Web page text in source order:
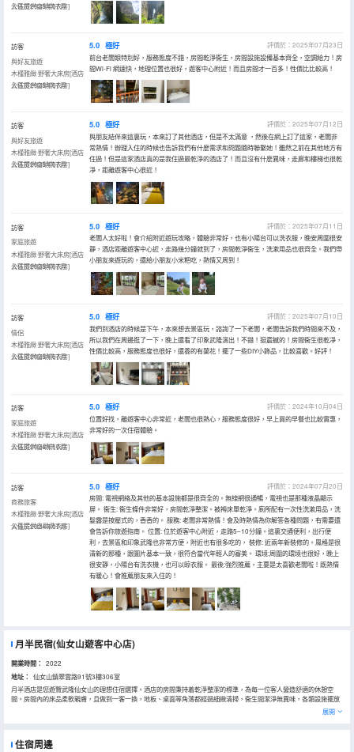
公區提供自助洗衣房]
入住於2025年07月
訪客
與好友旅遊
木槿雅緻·野奢大床房[酒店
公區提供自助洗衣房]
入住於2025年07月
5.0 極好
評價於：2025年07月23日
前台老闆娘特別好，服務態度不錯，房間乾淨衞生，房間設施設備基本齊全，空調給力！房
間Wi-Fi 網速快，地理位置也很好，遊客中心附近！而且房間才一百多！性價比比較高！
訪客
與好友旅遊
木槿雅緻·野奢大床房[酒店
公區提供自助洗衣房]
入住於2025年07月
5.0 極好
評價於：2025年07月12日
與朋友結伴來這裏玩，本來訂了其他酒店，但是不太滿意 ，然後在網上訂了這家，老闆非
常熱情！辦理入住的時候也告訴我們有什麼需求和問題隨時聯繫她！雖然之前在其他地方有
住過！但是這家酒店真的是我住過最乾淨的酒店了！而且沒有什麼異味，走廊和樓梯也很乾
凈，距離遊客中心很近！
訪客
家庭旅遊
木槿雅緻·野奢大床房[酒店
公區提供自助洗衣房]
入住於2025年07月
5.0 極好
評價於：2025年07月11日
老闆人太好啦！會介紹附近遊玩攻略，體驗非常好，也有小陽台可以洗衣服，晚安周圍很安
靜，酒店距離遊客中心近，走路幾分鐘就到了，房間乾淨衞生，洗漱用品也很齊全。我們帶
小朋友來遊玩的，還給小朋友小米粑吃，熱情又周到！
訪客
情侶
木槿雅緻·野奢大床房[酒店
公區提供自助洗衣房]
入住於2025年07月
5.0 極好
評價於：2025年07月10日
我們到酒店的時候是下午，本來想去景區玩，諮詢了一下老闆，老闆告訴我們時間來不及，
所以我們在周邊逛了一下，晚上還看了印象武隆演出！不錯！挺震撼的！房間衞生很乾凈，
性價比較高，服務態度也很好，還養的有蘭花！擺了一些DIY小飾品，比較喜歡。好評！
訪客
家庭旅遊
木槿雅緻·野奢大床房[酒店
公區提供自助洗衣房]
入住於2024年10月
5.0 極好
評價於：2024年10月04日
位置好找，離遊客中心非常近，老闆也很熱心，服務態度很好，早上買的早餐也比較實惠，
非常好的一次住宿體驗。
訪客
商務旅客
木槿雅緻·野奢大床房[酒店
公區提供自助洗衣房]
入住於2024年07月
5.0 極好
評價於：2024年07月20日
房間: 電視網絡及其他的基本設施都是很齊全的。無線網很通暢，電視也是那種液晶顯示
屏。 衞生: 衞生條件非常好，房間乾淨整潔。被褥床單乾淨。廁所配有一次性洗漱用品，洗
髮露是按壓式的，香香的。 服務: 老闆非常熱情！會及時熱情為你解答各種問題，有需要還
會告訴你旅遊指南。 位置: 位於遊客中心附近，走路5–10分鐘。這裏交通便利，出行便
利，去景區和印象武隆也非常方便，附近也有很多吃的， 裝修: 近兩年新裝修的。風格是很
清新的那種，跟圖片基本一致，很符合當代年輕人的審美。 環境:周圍的環境也很好，晚上
很安靜，小陽台有洗衣機，也可以晾衣服。 最後:強烈推薦，主要是太喜歡老闆啦！既熱情
有暖心！會推薦朋友來入住的！
月半民宿(仙女山遊客中心店)
開業時間： 2022
地址：
仙女山鎮翠雲路91號3樓306室
月半酒店是您遊覽武隆仙女山的理想住宿選擇。​ 酒店的房間秉持着乾淨整潔的標準，為每一位客人營造舒適的休憩空
間。房間內的床品柔軟親膚，且做到一客一換，地板、桌面等角落都經過細緻清掃，衞生間潔淨無異味，各類設施擺放
有序，讓您在旅途勞頓後，能擁有一個清爽舒心的環境，安然入眠。​ 服務方面，酒店工作人員始終以熱情周到的態度對
待每一位客人。從您辦理入住開始，便會感受到他們的專業與貼心，無論是解答您關於當地遊玩的疑問，還是滿足您在
與壯美；前往天生三橋景區也十分便捷，那裏奇特的喀斯特地貌景觀，定會讓您驚歎於大自然的鬼斧神工。​ 交通方面更
展開
住宿周邊